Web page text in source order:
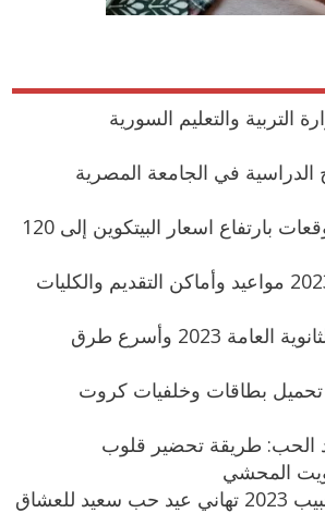
التربية والتعليم السورية
الدراسية في الجامعة المصرية
ستاندرد تشارترد: توقعات بارتفاع اسعار البيتكوين إلى 120
اختبارات القدرات 2023 مواعيد وأماكن التقديم والكليات
موعد ظهور نتيجة الثانوية العامة 2023 وأسرع طرق
صور رمضان 2023 تحميل بطاقات وخلفيات كروت
الحب: طريقة تحضير قلوب
المحشي
للعشاق